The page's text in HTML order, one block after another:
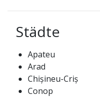
Städte
Apateu
Arad
Chișineu-Criș
Conop